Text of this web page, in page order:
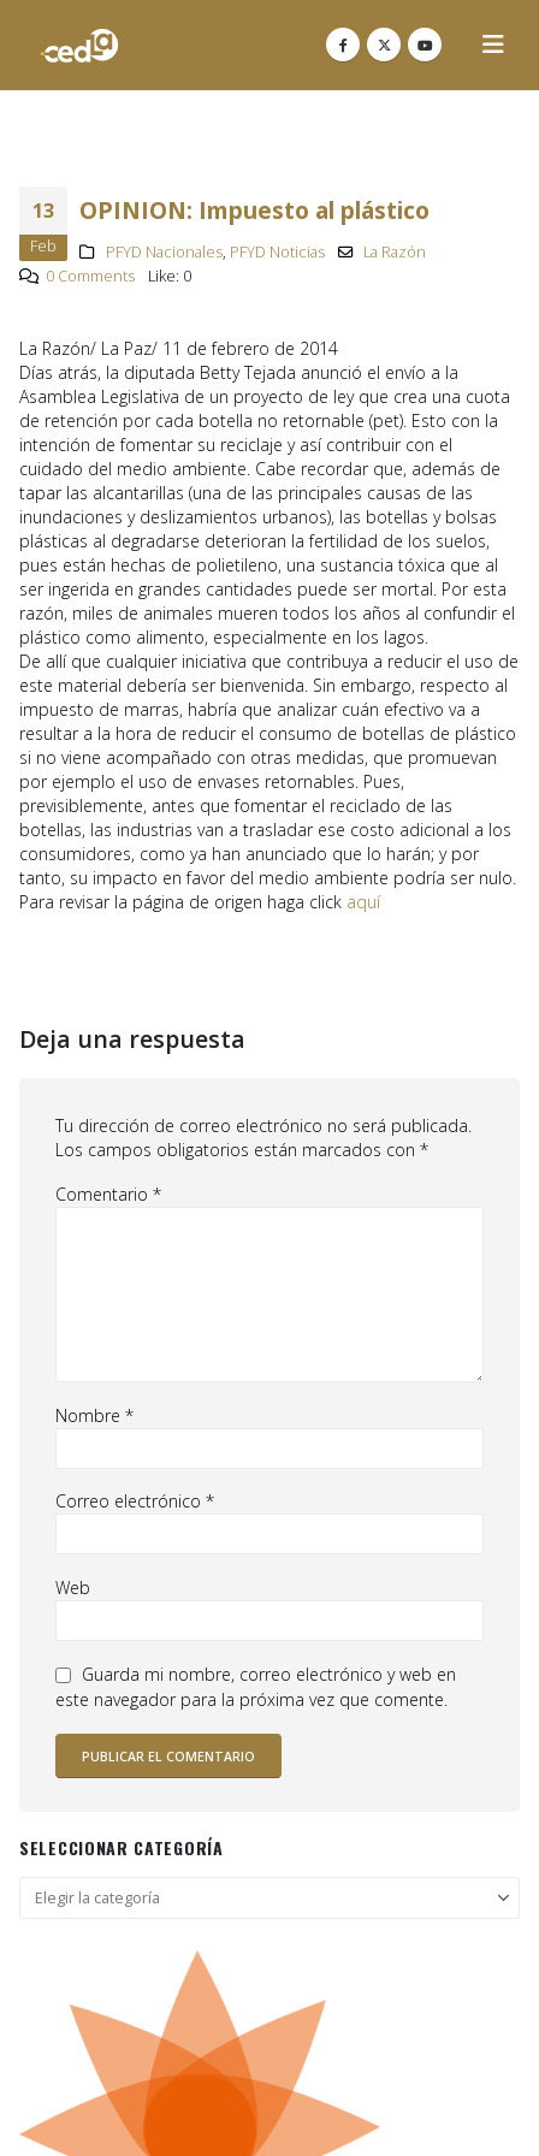
13
Feb
OPINION: Impuesto al plástico
PFYD Nacionales, PFYD Noticias
La Razón
0 Comments
Like: 0
La Razón/ La Paz/ 11 de febrero de 2014
Días atrás, la diputada Betty Tejada anunció el envío a la
Asamblea Legislativa de un proyecto de ley que crea una cuota
de retención por cada botella no retornable (pet). Esto con la
intención de fomentar su reciclaje y así contribuir con el
cuidado del medio ambiente. Cabe recordar que, además de
tapar las alcantarillas (una de las principales causas de las
inundaciones y deslizamientos urbanos), las botellas y bolsas
plásticas al degradarse deterioran la fertilidad de los suelos,
pues están hechas de polietileno, una sustancia tóxica que al
ser ingerida en grandes cantidades puede ser mortal. Por esta
razón, miles de animales mueren todos los años al confundir el
plástico como alimento, especialmente en los lagos.
De allí que cualquier iniciativa que contribuya a reducir el uso de
este material debería ser bienvenida. Sin embargo, respecto al
impuesto de marras, habría que analizar cuán efectivo va a
resultar a la hora de reducir el consumo de botellas de plástico
si no viene acompañado con otras medidas, que promuevan
por ejemplo el uso de envases retornables. Pues,
previsiblemente, antes que fomentar el reciclado de las
botellas, las industrias van a trasladar ese costo adicional a los
consumidores, como ya han anunciado que lo harán; y por
tanto, su impacto en favor del medio ambiente podría ser nulo.
Para revisar la página de origen haga click aquí
Deja una respuesta
Tu dirección de correo electrónico no será publicada.
Los campos obligatorios están marcados con *
Comentario *
Nombre *
Correo electrónico *
Web
Guarda mi nombre, correo electrónico y web en
este navegador para la próxima vez que comente.
SELECCIONAR CATEGORÍA
Seleccionar
categoría